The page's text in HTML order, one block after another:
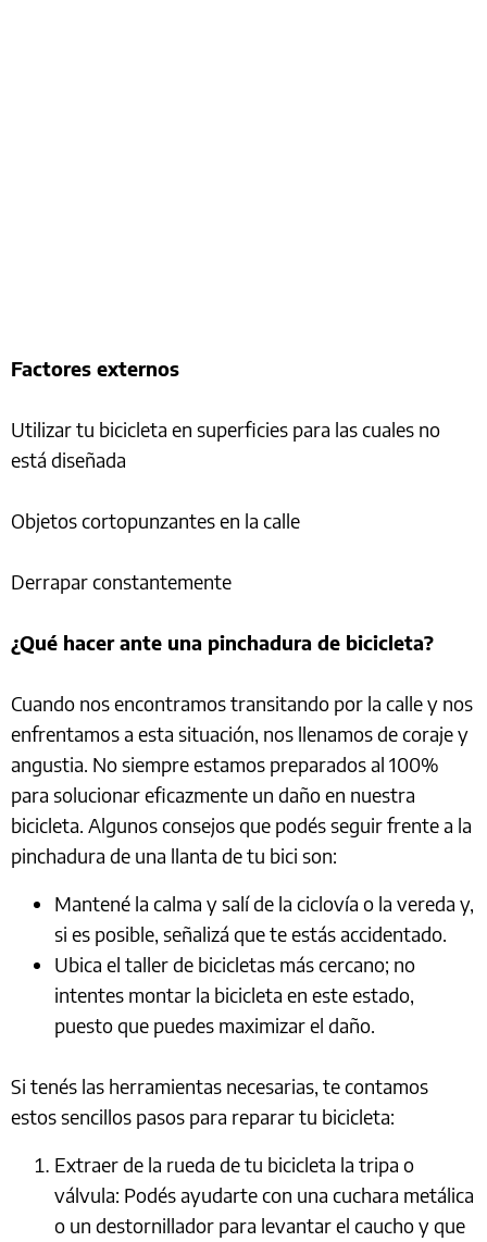
Factores externos
Utilizar tu bicicleta en superficies para las cuales no
está diseñada
Objetos cortopunzantes en la calle
Derrapar constantemente
¿Qué hacer ante una pinchadura de bicicleta?
Cuando nos encontramos transitando por la calle y nos
enfrentamos a esta situación, nos llenamos de coraje y
angustia. No siempre estamos preparados al 100%
para solucionar eficazmente un daño en nuestra
bicicleta. Algunos consejos que podés seguir frente a la
pinchadura de una llanta de tu bici son:
Mantené la calma y salí de la ciclovía o la vereda y,
si es posible, señalizá que te estás accidentado.
Ubica el taller de bicicletas más cercano; no
intentes montar la bicicleta en este estado,
puesto que puedes maximizar el daño.
Si tenés las herramientas necesarias, te contamos
estos sencillos pasos para reparar tu bicicleta:
Extraer de la rueda de tu bicicleta la tripa o
válvula: Podés ayudarte con una cuchara metálica
o un destornillador para levantar el caucho y que